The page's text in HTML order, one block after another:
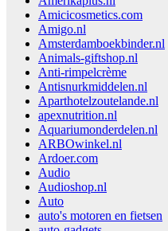
Amicicosmetics.com
Amigo.nl
Amsterdamboekbinder.nl
Animals-giftshop.nl
Anti-rimpelcrème
Antisnurkmiddelen.nl
Aparthotelzoutelande.nl
apexnutrition.nl
Aquariumonderdelen.nl
ARBOwinkel.nl
Ardoer.com
Audio
Audioshop.nl
Auto
auto's motoren en fietsen